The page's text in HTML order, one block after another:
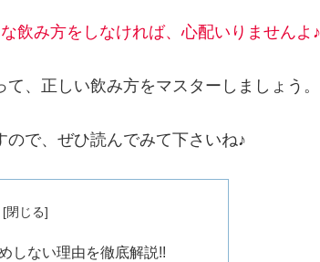
飲み方をしなければ、心配いりませんよ♪
、正しい飲み方をマスターしましょう。
で、ぜひ読んでみて下さいね♪
しない理由を徹底解説!!